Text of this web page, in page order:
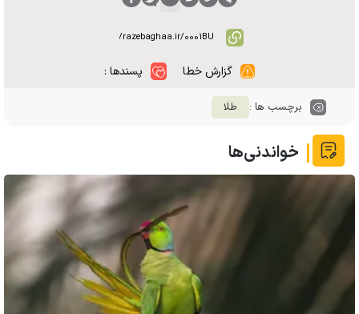
گزارش خطا پسندها :
برچسب ها : طلا
خواندنی‌ها